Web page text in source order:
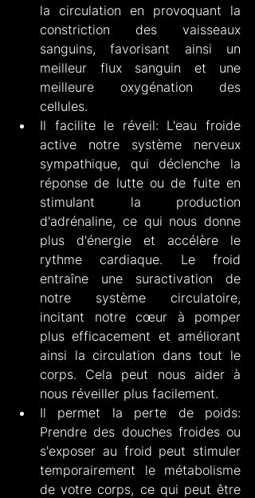
la circulation en provoquant la
constriction des vaisseaux
sanguins, favorisant ainsi un
meilleur flux sanguin et une
meilleure oxygénation des
cellules.
Il facilite le réveil: L'eau froide
active notre système nerveux
sympathique, qui déclenche la
réponse de lutte ou de fuite en
stimulant la production
d'adrénaline, ce qui nous donne
plus d'énergie et accélère le
rythme cardiaque. Le froid
entraîne une suractivation de
notre système circulatoire,
incitant notre cœur à pomper
plus efficacement et améliorant
ainsi la circulation dans tout le
corps. Cela peut nous aider à
nous réveiller plus facilement.
Il permet la perte de poids:
Prendre des douches froides ou
s'exposer au froid peut stimuler
temporairement le métabolisme
de votre corps, ce qui peut être